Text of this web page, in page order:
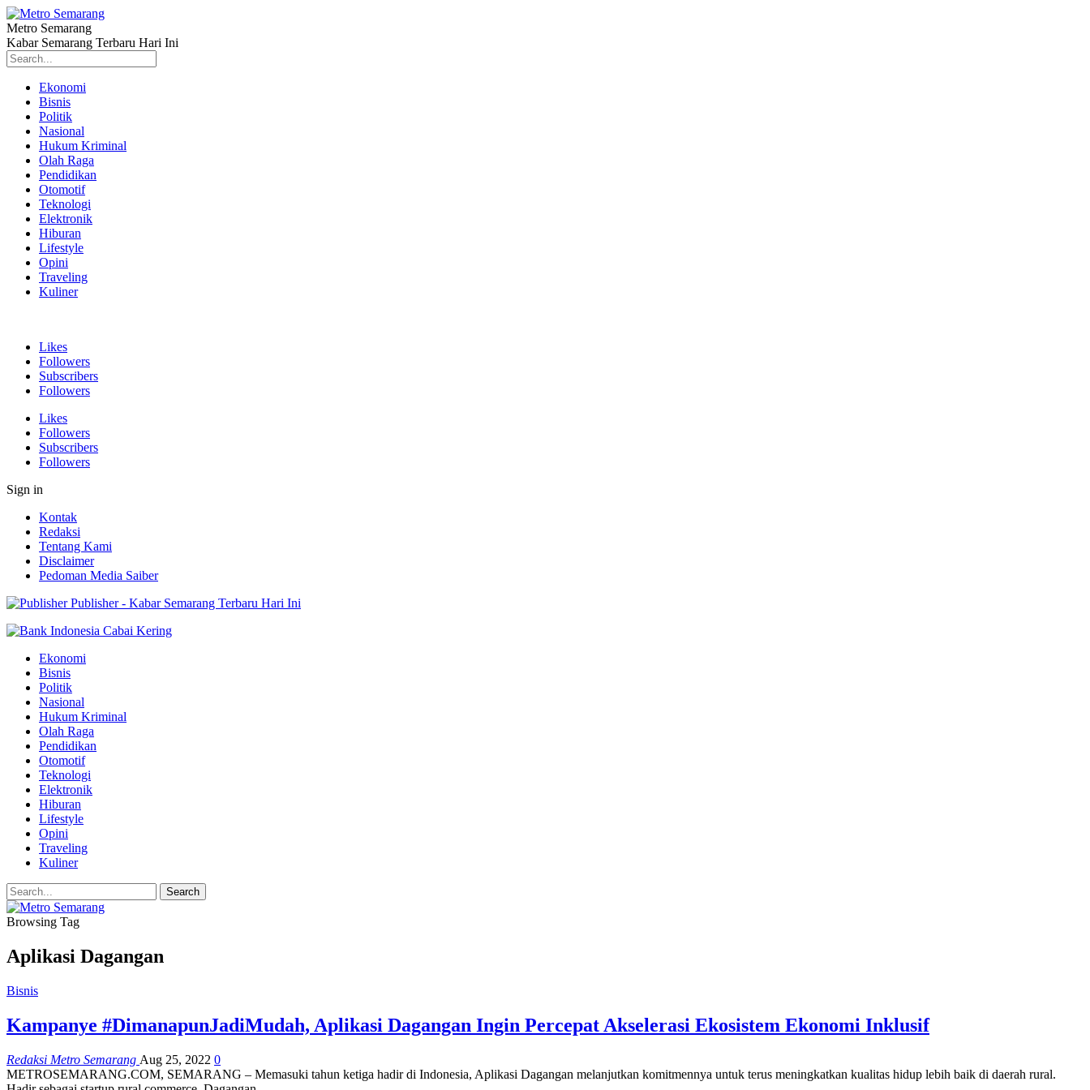
Metro Semarang
Kabar Semarang Terbaru Hari Ini
Ekonomi
Bisnis
Politik
Nasional
Hukum Kriminal
Olah Raga
Pendidikan
Otomotif
Teknologi
Elektronik
Hiburan
Lifestyle
Opini
Traveling
Kuliner
Likes
Followers
Subscribers
Followers
Likes
Followers
Subscribers
Followers
Sign in
Kontak
Redaksi
Tentang Kami
Disclaimer
Pedoman Media Saiber
Publisher - Kabar Semarang Terbaru Hari Ini
Ekonomi
Bisnis
Politik
Nasional
Hukum Kriminal
Olah Raga
Pendidikan
Otomotif
Teknologi
Elektronik
Hiburan
Lifestyle
Opini
Traveling
Kuliner
Browsing Tag
Aplikasi Dagangan
Bisnis
Kampanye #DimanapunJadiMudah, Aplikasi Dagangan Ingin Percepat Akselerasi Ekosistem Ekonomi Inklusif
Redaksi Metro Semarang Aug 25, 2022 0
METROSEMARANG.COM, SEMARANG – Memasuki tahun ketiga hadir di Indonesia, Aplikasi Dagangan melanjutkan komitmennya untuk terus meningkatkan kualitas hidup lebih baik di daerah rural.